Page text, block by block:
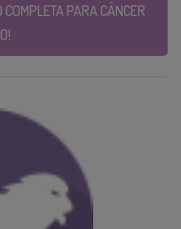
PARA CÂNCER